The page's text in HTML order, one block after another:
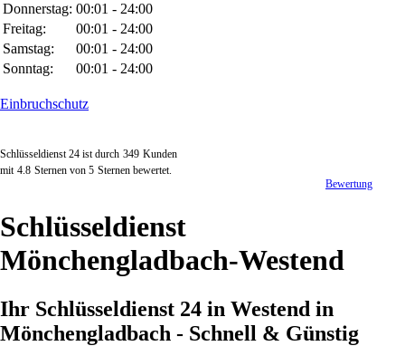
Donnerstag: 00:01 - 24:00
Freitag:
00:01 - 24:00
Samstag:
00:01 - 24:00
Sonntag:
00:01 - 24:00
Einbruchschutz
Schlüsseldienst 24 ist durch 349 Kunden
mit 4.8 Sternen von 5 Sternen bewertet.
Bewertung
Schlüsseldienst
Mönchengladbach-Westend
Ihr Schlüsseldienst 24 in Westend in
Mönchengladbach - Schnell & Günstig